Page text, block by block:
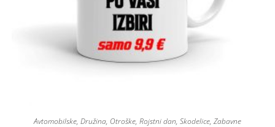
Avtomobilske, Družina, Otroške, Rojstni dan, Skodelice, Zabavne